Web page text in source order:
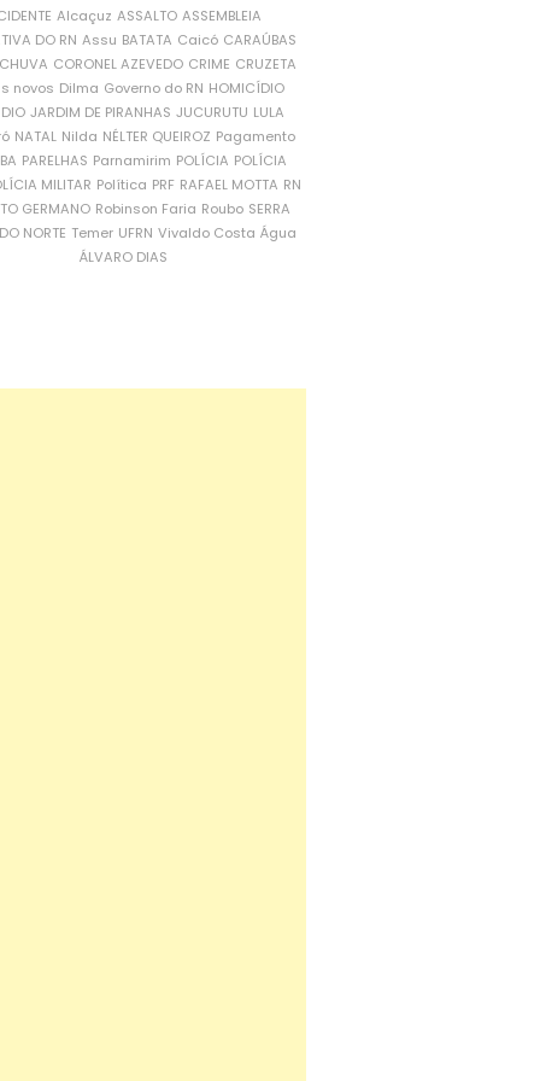
Alcaçuz ASSALTO ASSEMBLEIA
DO RN Assu BATATA Caicó CARAÚBAS
CORONEL AZEVEDO CRIME CRUZETA
novos Dilma Governo do RN HOMICÍDIO
JARDIM DE PIRANHAS JUCURUTU LULA
NATAL Nilda NÉLTER QUEIROZ Pagamento
PARELHAS Parnamirim POLÍCIA POLÍCIA
MILITAR Política PRF RAFAEL MOTTA RN
GERMANO Robinson Faria Roubo SERRA
NORTE Temer UFRN Vivaldo Costa Água
ÁLVARO DIAS